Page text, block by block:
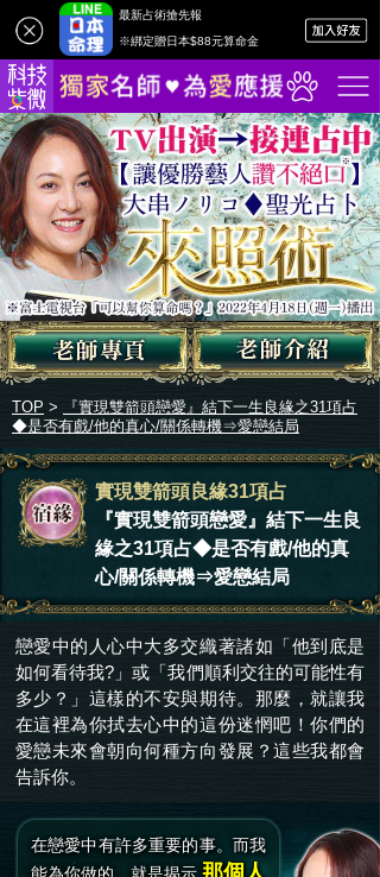
最新占術搶先報
※綁定贈日本$88元算命金
TOP >
『實現雙箭頭戀愛』結下一生良緣之31項占
◆是否有戲/他的真心/關係轉機⇒愛戀結局
實現雙箭頭良緣31項占
『實現雙箭頭戀愛』結下一生良
緣之31項占◆是否有戲/他的真
心/關係轉機⇒愛戀結局
戀愛中的人心中大多交織著諸如「他到底是
如何看待我?」或「我們順利交往的可能性有
多少？」這樣的不安與期待。那麼，就讓我
在這裡為你拭去心中的這份迷惘吧！你們的
愛戀未來會朝向何種方向發展？這些我都會
告訴你。
在戀愛中有許多重要的事。而我
那個人